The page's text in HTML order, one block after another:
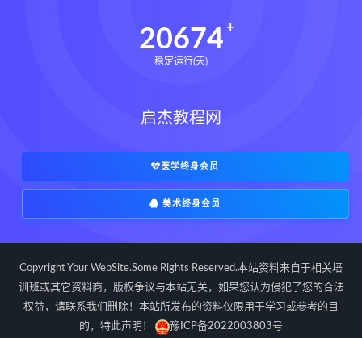
道家八字化解指导册
过三关与做功实例下载
过三关与做功实例pdf
过三关与做功实例 归一
寻龙点穴高级班课程下载
辰南择吉日下载 辰南择吉日网盘
辰南择吉日 九宫八卦指针下载
九宫八卦指针网盘 九宫八卦指针
世道天机预测学下载
20674
稳定运行(天)
启杰教程网
医学终身会员
美术终身会员
Copyright Your WebSite.Some Rights Reserved.本站资料来自于相关培
训班或其它资料商，版权争议与本站无关，如果您认为侵犯了您的合法
权益，请联系我们删除！本站所发布的资料仅限用于学习或参考的目
的，特此声明！
豫ICP备2022003803号